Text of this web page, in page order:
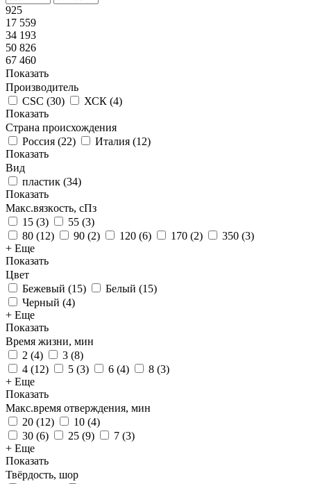
925
17 559
34 193
50 826
67 460
Показать
Производитель
CSC (30) ХСК (4)
Показать
Страна происхождения
Россия (22) Италия (12)
Показать
Вид
пластик (34)
Показать
Макс.вязкoсть, сПз
15 (3) 55 (3)
80 (12) 90 (2) 120 (6) 170 (2) 350 (3)
+ Еще
Показать
Цвет
Бежевый (15) Белый (15)
Черный (4)
+ Еще
Показать
Время жизни, мин
2 (4) 3 (8)
4 (12) 5 (3) 6 (4) 8 (3)
+ Еще
Показать
Макс.время отверждения, мин
20 (12) 10 (4)
30 (6) 25 (9) 7 (3)
+ Еще
Показать
Твёрдость, шор